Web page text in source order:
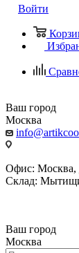
Войти
Ваш город
Москва
Офис: Москва,
Склад:
Ваш город
Москва